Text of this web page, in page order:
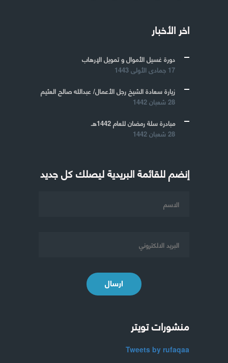
اخر الأخبار
دورة غسيل الأموال و تمويل الإرهاب
17 جمادى الأولى 1443
زيارة سعادة الشيخ رجل الأعمال/ عبدالله صالح العثيم
28 شعبان 1442
مبادرة سلة رمضان للعام 1442هـ
28 شعبان 1442
إنضم للقائمة البريدية ليصلك كل جديد
ارسال
منشورات تويتر
Tweets by rufaqaa